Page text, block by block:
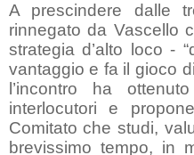
A prescindere dalle
rinnegato da Vascello
strategia d’alto loco -
vantaggio e fa il gioco
l’incontro ha
interlocutori e
Comitato che studi,
brevissimo tempo, in